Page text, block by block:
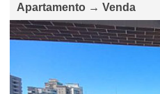
Apartamento → Venda